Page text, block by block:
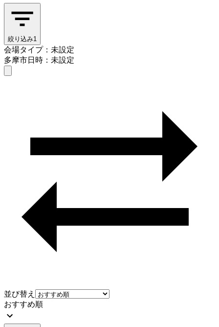
絞り込み1
会場タイプ：未設定
多摩市日時：未設定
並び替え
おすすめ順